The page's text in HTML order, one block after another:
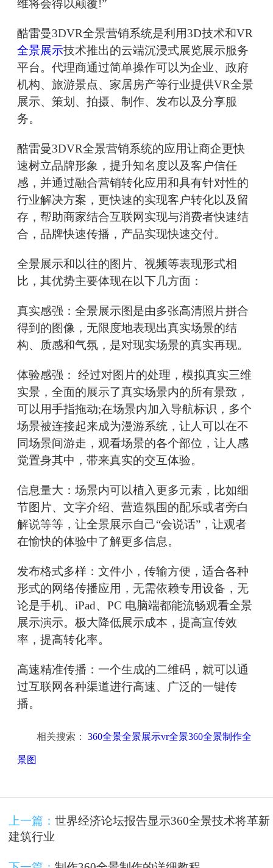
维将会得以颠覆!”
酷雷曼3DVR全景营销系统是利用3D技术和VR
全景展示技术推出的云端沉浸式展览展示服务
平台。代理商通过简单操作可以为企业、政府
机构、旅游景点、家居房产等行业提供VR全景
展示、策划、拍摄、制作、发布以及分享服
务。
酷雷曼3DVR全景营销系统的应用让商企更快
速树立品牌形象，提升知名度以及客户信任
感，并通过融合营销转化应用和具有针对性的
行业解决方案，更快速的实现客户转化以及留
存，帮助商家结合互联网实现与消费者快速结
合，品牌快速传播，产品实现快速交付。
全景展示和以往的图片、视频等表现形式相
比，其优势主要体现在以下几方面：
真实感强：全景展示图是由多张高清照片拼合
得到的图像，无限度地表现出真实场景的结
构、质感和气氛，是对现实场景的真实再现。
体验感强： 经过对图片的处理，模拟真实三维
实景，全面的展示了真实场景内的所有景致，
可以用手指拖动;在场景内加入导航标识，多个
场景被连接起来成为漫游系统，让人可以在不
同场景间游走，观看场景的各个部位，让人感
觉置身其中，带来真实的交互体验。
信息量大：场景内可以植入更多元素，比如细
节图片、文字介绍、营造氛围的配乐或者旁白
解说等等，让全景展示自己“会说话”，让观者
在愉快的体验中了解更多信息。
发布格式多样：文件小，传输方便，适合各种
形式的网络传播应用，无需依赖专用设备，无
论是手机、iPad、PC 电脑端都能流畅观看全景
展示演示。极大降低展示成本，提高宣传效
率，提高转化率。
高速精准传播：一个生成的二维码，就可以通
过互联网各种渠道进行高速、广泛的一键传
播。
相关搜索： 360全景全景展示vr全景360全景制作全
景图
上一篇： 世界经济论坛报告显示360全景技术将革新
建筑行业